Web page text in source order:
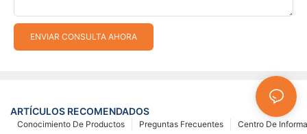
ENVIAR CONSULTA AHORA
ARTÍCULOS RECOMENDADOS
Centro De
Preguntas Frecuentes
Conocimiento De Productos